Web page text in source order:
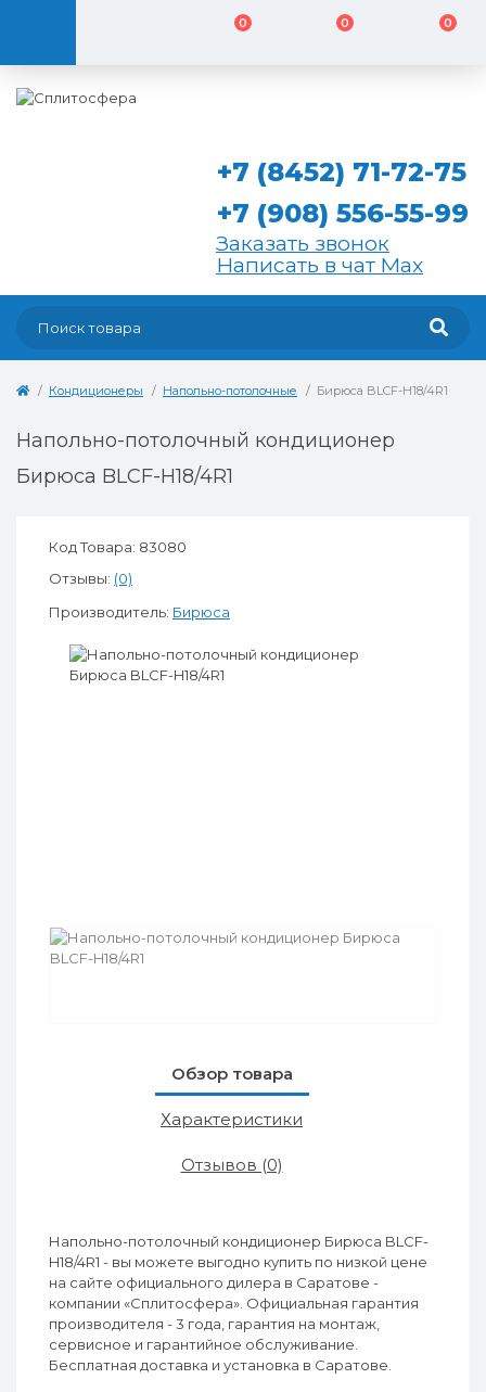
0 0 0
+7 (8452) 71-72-75
+7 (908) 556-55-99
Заказать звонок
Написать в чат Max
Кондиционеры Напольно-потолочные Бирюса BLCF-H18/4R1
Напольно-потолочный кондиционер
Бирюса BLCF-H18/4R1
Код Товара: 83080
Отзывы: (0)
Производитель: Бирюса
Обзор товара
Характеристики
Отзывов (0)
Напольно-потолочный кондиционер Бирюса BLCF-
H18/4R1 - вы можете выгодно купить по низкой цене
на сайте официального дилера в Саратове -
компании «Сплитосфера». Официальная гарантия
производителя - 3 года, гарантия на монтаж,
сервисное и гарантийное обслуживание.
Бесплатная доставка и установка в Саратове.